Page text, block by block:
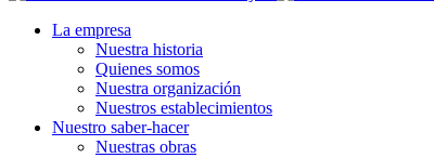
La empresa
Nuestra historia
Quienes somos
Nuestra organización
Nuestros establecimientos
Nuestro saber-hacer
Nuestras obras